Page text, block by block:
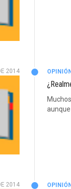
2014 OPINIÓN
2014 OPINIÓN